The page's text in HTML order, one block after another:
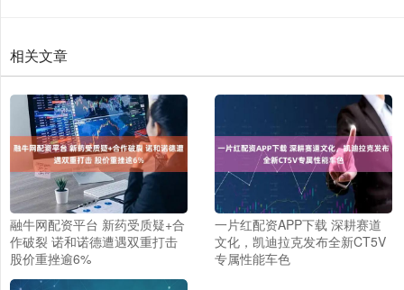
相关文章
融牛网配资平台 新药受质疑+合
作破裂 诺和诺德遭遇双重打击
股价重挫逾6%
一片红配资APP下载 深耕赛道
文化，凯迪拉克发布全新CT5V
专属性能车色